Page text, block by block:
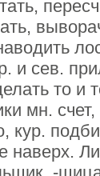
и сев.
то и
мн.
кур.
наверх.